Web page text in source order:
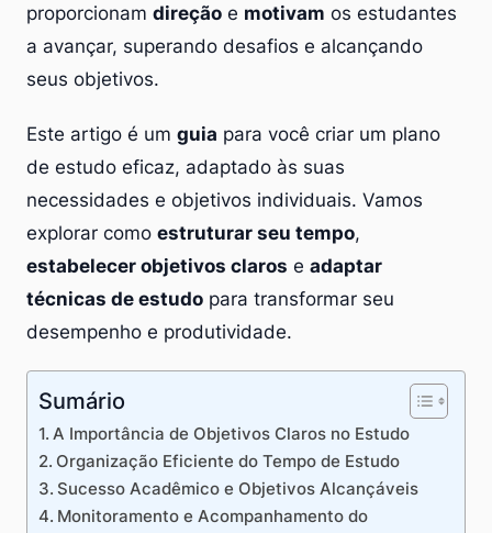
proporcionam direção e motivam os estudantes
a avançar, superando desafios e alcançando
seus objetivos.
Este artigo é um guia para você criar um plano
de estudo eficaz, adaptado às suas
necessidades e objetivos individuais. Vamos
explorar como estruturar seu tempo,
estabelecer objetivos claros e adaptar
técnicas de estudo para transformar seu
desempenho e produtividade.
Sumário
A Importância de Objetivos Claros no Estudo
Organização Eficiente do Tempo de Estudo
Sucesso Acadêmico e Objetivos Alcançáveis
Monitoramento e Acompanhamento do